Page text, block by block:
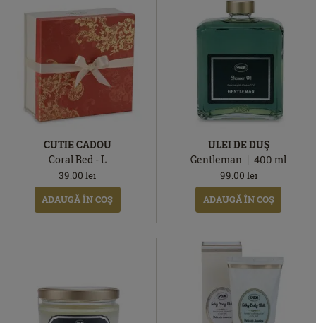
CUTIE CADOU
Coral Red - L
39.00 lei
ADAUGĂ ÎN COŞ
ULEI DE DUŞ
Gentleman
400ml
99.00 lei
ADAUGĂ ÎN COŞ